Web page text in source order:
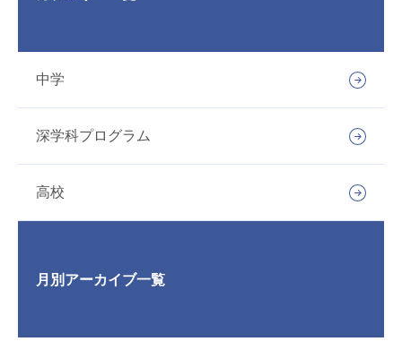
中学
深学科プログラム
高校
月別アーカイブ一覧